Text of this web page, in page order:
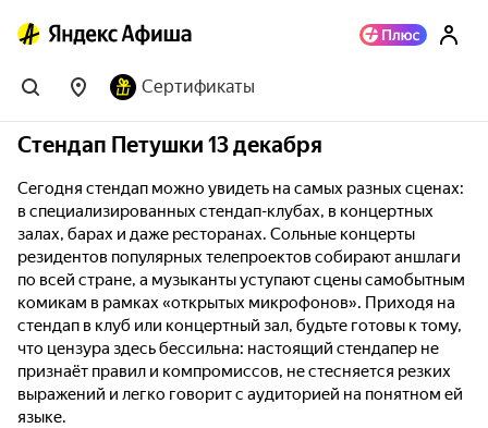
Сертификаты
Стендап Петушки 13 декабря
Сегодня стендап можно увидеть на самых разных сценах:
в специализированных стендап-клубах, в концертных
залах, барах и даже ресторанах. Сольные концерты
резидентов популярных телепроектов собирают аншлаги
по всей стране, а музыканты уступают сцены самобытным
комикам в рамках «открытых микрофонов». Приходя на
стендап в клуб или концертный зал, будьте готовы к тому,
что цензура здесь бессильна: настоящий стендапер не
признаёт правил и компромиссов, не стесняется резких
выражений и легко говорит с аудиторией на понятном ей
языке.